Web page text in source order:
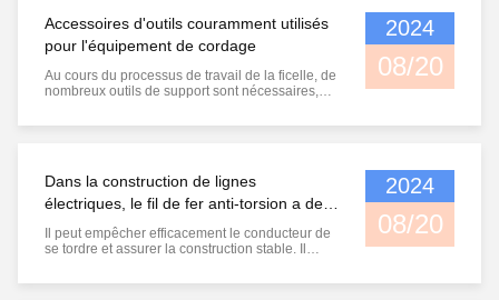
Accessoires d'outils couramment utilisés
pour l'équipement de cordage
Au cours du processus de travail de la ficelle, de
nombreux outils de support sont nécessaires,
poulies de conducteurs, des chaussettes en
2024
08/20
Dans la construction de lignes
électriques, le fil de fer anti-torsion a de
nombreux avantages.
Il peut empêcher efficacement le conducteur de
se tordre et assurer la construction stable. Il
d'accidents.il est très durable et peut être utilisé
2024
08/20